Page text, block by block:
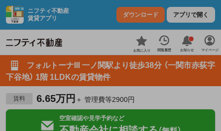
ニフティ不動産
賃貸アプリ
ダウンロード アプリで開く
お気に入り 閲覧履歴 お知らせ マイページ
フォルトーナIII 一ノ関駅より徒歩38分 （一関市赤荻字
下谷地） 1階 1LDKの賃貸物件
賃料 6.65万円 ＋ 管理費等2900円
空室確認や見学予約など